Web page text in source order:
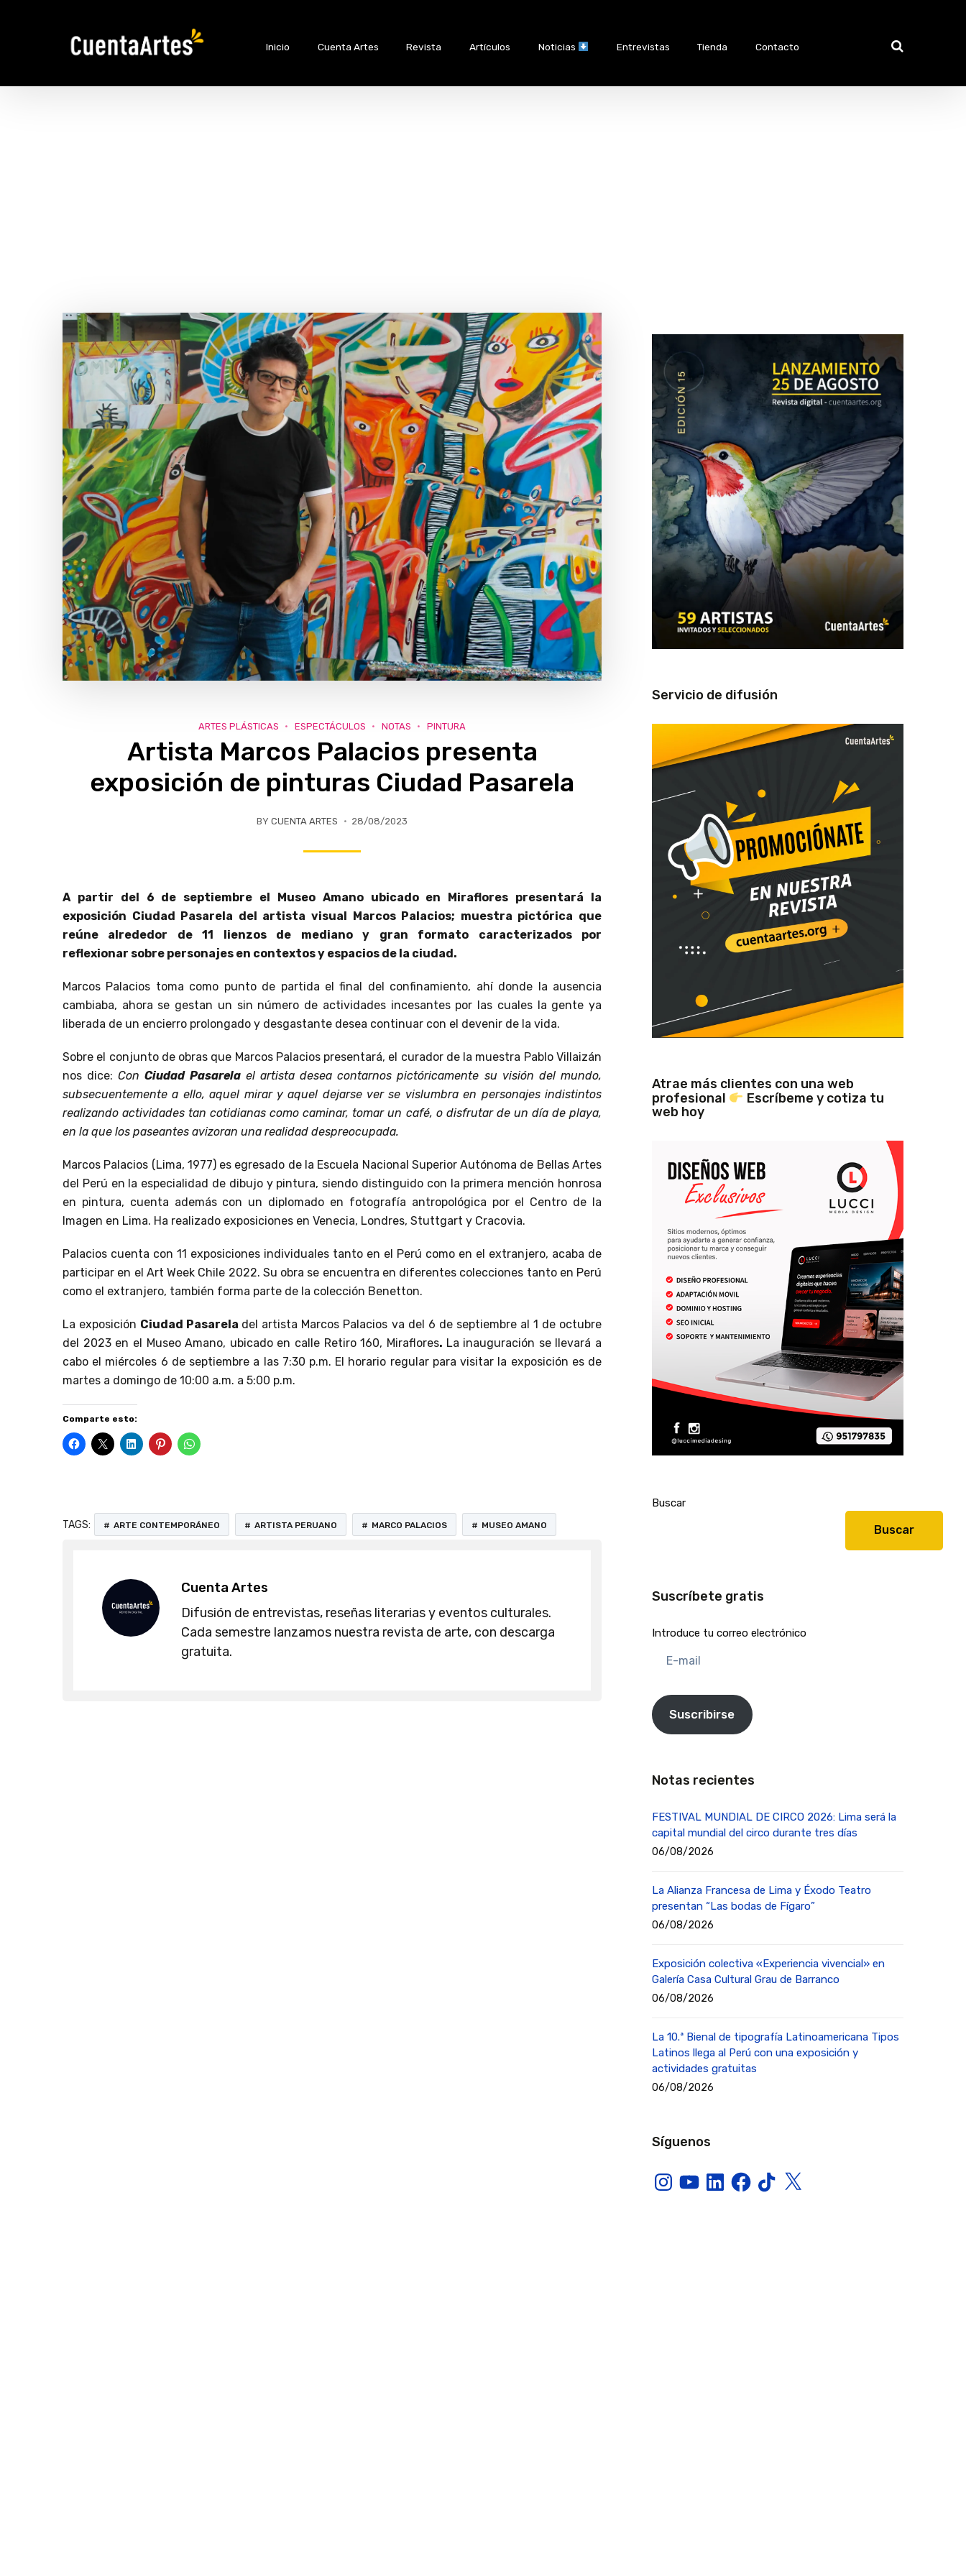
Inicio Cuenta Artes Revista Artículos Noticias Entrevistas Tienda Contacto
ARTES PLÁSTICAS ESPECTÁCULOS NOTAS PINTURA
Artista Marcos Palacios presenta
exposición de pinturas Ciudad Pasarela
BY CUENTA ARTES 28/08/2023
A partir del 6 de septiembre el Museo Amano ubicado en Miraflores presentará la
exposición Ciudad Pasarela del artista visual Marcos Palacios; muestra pictórica que
reúne alrededor de 11 lienzos de mediano y gran formato caracterizados por
reflexionar sobre personajes en contextos y espacios de la ciudad.
Marcos Palacios toma como punto de partida el final del confinamiento, ahí donde la ausencia
cambiaba, ahora se gestan un sin número de actividades incesantes por las cuales la gente ya
liberada de un encierro prolongado y desgastante desea continuar con el devenir de la vida.
Sobre el conjunto de obras que Marcos Palacios presentará, el curador de la muestra Pablo Villaizán
nos dice:ConCiudad Pasarelael artista desea contarnos pictóricamente su visión del mundo,
subsecuentemente a ello, aquel mirar y aquel dejarse ver se vislumbra en personajes indistintos
realizando actividades tan cotidianas como caminar, tomar un café, o disfrutar de un día de playa,
en la que los paseantes avizoran una realidad despreocupada.
Marcos Palacios (Lima, 1977) es egresado de la Escuela Nacional Superior Autónoma de Bellas Artes
del Perú en la especialidad de dibujo y pintura, siendo distinguido con la primera mención honrosa
en pintura, cuenta además con un diplomado en fotografía antropológica por el Centro de la
Imagen en Lima. Ha realizado exposiciones en Venecia, Londres, Stuttgart y Cracovia.
Palacios cuenta con 11 exposiciones individuales tanto en el Perú como en el extranjero, acaba de
participar en el Art Week Chile 2022. Su obra se encuentra en diferentes colecciones tanto en Perú
como el extranjero, también forma parte de la colección Benetton.
La exposición Ciudad Pasarela del artista Marcos Palacios va del 6 de septiembre al 1 de octubre
del 2023 en el Museo Amano, ubicado en calle Retiro 160, Miraflores. La inauguración se llevará a
cabo el miércoles 6 de septiembre a las 7:30 p.m. El horario regular para visitar la exposición es de
martes a domingo de 10:00 a.m. a 5:00 p.m.
Comparte esto:
TAGS: ARTE CONTEMPORÁNEO ARTISTA PERUANO MARCO PALACIOS MUSEO AMANO
Cuenta Artes
Difusión de entrevistas, reseñas literarias y eventos culturales.
Cada semestre lanzamos nuestra revista de arte, con descarga
gratuita.
Servicio de difusión
Atrae más clientes con una web
profesional
Escríbeme y cotiza tu
web hoy
Buscar
Buscar
Suscríbete gratis
Introduce tu correo electrónico
mail
Suscribirse
Notas recientes
FESTIVAL MUNDIAL DE CIRCO 2026: Lima será la
capital mundial del circo durante tres días
06/08/2026
La Alianza Francesa de Lima y Éxodo Teatro
presentan “Las bodas de Fígaro”
06/08/2026
Exposición colectiva «Experiencia vivencial» en
Galería Casa Cultural Grau de Barranco
06/08/2026
La 10.ª Bienal de tipografía Latinoamericana Tipos
Latinos llega al Perú con una exposición y
actividades gratuitas
06/08/2026
Síguenos
InstagramYouTubeLinkedInFacebook
TikTokX